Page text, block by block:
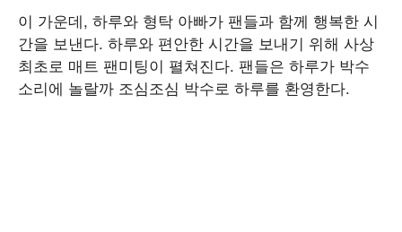
이 가운데, 하루와 형탁 아빠가 팬들과 함께 행복한 시
간을 보낸다. 하루와 편안한 시간을 보내기 위해 사상
최초로 매트 팬미팅이 펼쳐진다. 팬들은 하루가 박수
소리에 놀랄까 조심조심 박수로 하루를 환영한다.